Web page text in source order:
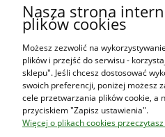
O
Księgarnia Las Książek
53 (p. 2, lok. 212)| 00-697
Nasza strona
plików cookies
Możesz zezwolić na
plików i przejść do serwisu -
sklepu". Jeśli chcesz dostosować
swoich preferencji, poniżej możesz
cele przetwarzania plików cookie, a
przyciskiem "Zapisz ustawienia".
Więcej o plikach cookies